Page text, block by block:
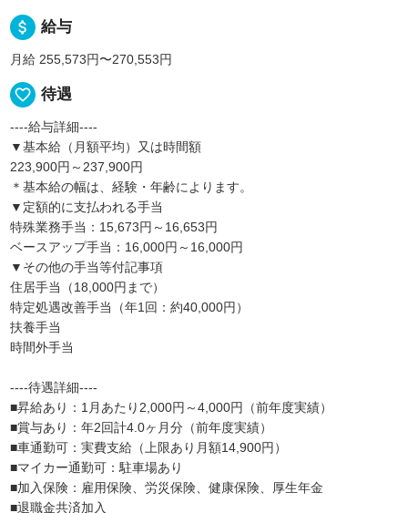
attach_money 給与
月給 255,573円〜270,553円
favorite_border 待遇
----給与詳細----
▼基本給（月額平均）又は時間額
223,900円～237,900円
＊基本給の幅は、経験・年齢によります。
▼定額的に支払われる手当
特殊業務手当：15,673円～16,653円
ベースアップ手当：16,000円～16,000円
▼その他の手当等付記事項
住居手当（18,000円まで）
特定処遇改善手当（年1回：約40,000円）
扶養手当
時間外手当
----待遇詳細----
■昇給あり：1月あたり2,000円～4,000円（前年度実績）
■賞与あり：年2回計4.0ヶ月分（前年度実績）
■車通勤可：実費支給（上限あり月額14,900円）
■マイカー通勤可：駐車場あり
■加入保険：雇用保険、労災保険、健康保険、厚生年金
■退職金共済加入